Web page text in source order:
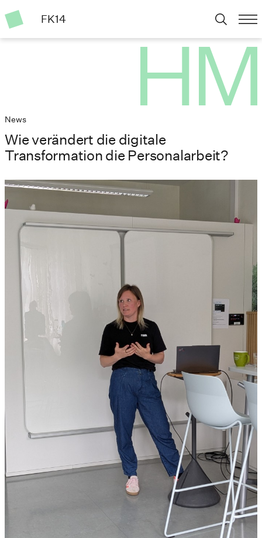
FK14
News
Wie verändert die digitale
Transformation die Personalarbeit?